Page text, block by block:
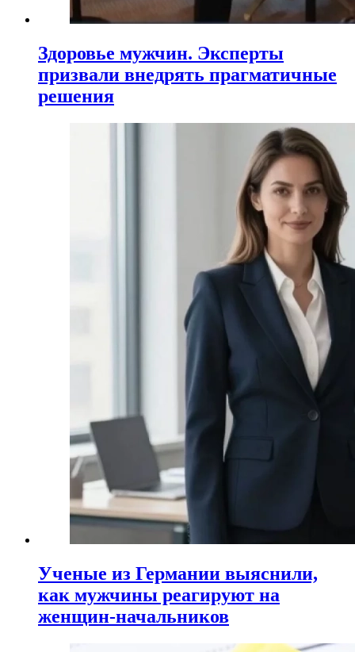
Здоровье мужчин. Эксперты
призвали внедрять прагматичные
решения
Ученые из Германии выяснили,
как мужчины реагируют на
женщин-начальников